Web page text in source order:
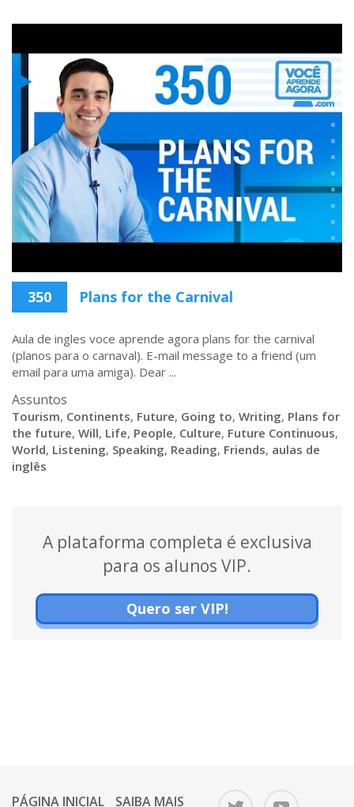
350 Plans for the Carnival
Aula de ingles voce aprende agora plans for the carnival
(planos para o carnaval). E-mail message to a friend (um
email para uma amiga). Dear ...
Assuntos
Tourism, Continents, Future, Going to, Writing, Plans for
the future, Will, Life, People, Culture, Future Continuous,
World, Listening, Speaking, Reading, Friends, aulas de
inglês
A plataforma completa é exclusiva
para os alunos VIP.
Quero ser VIP!
PÁGINA INICIAL SAIBA MAIS